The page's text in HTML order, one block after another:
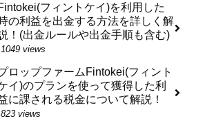
フィントケイ)を利用した
の利益を出金する方法を詳しく解
！(出金ルールや出金手順も含む)
1049 views
ロップファームFintokei(フィント
イ)のプランを使って獲得した利
に課される税金について解説！
823 views